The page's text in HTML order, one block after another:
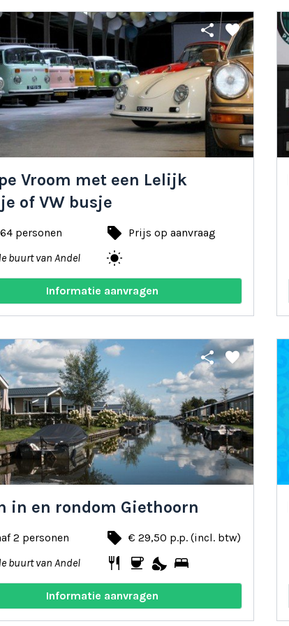
share favorite
Vroom met een Lelijk
of VW busje
personen local_offer Prijs op aanvraag
buurt van Andel wb_sunny
Informatie aanvragen
share favorite
in en rondom Giethoorn
2 personen local_offer € 29,50 p.p. (incl. btw)
buurt van Andel restaurant coffee nights_stay bed
Informatie aanvragen